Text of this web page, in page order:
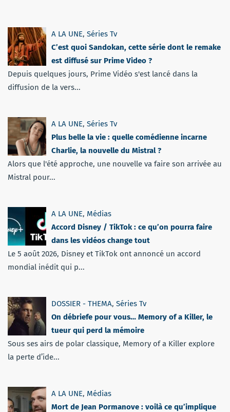
A LA UNE, Séries Tv
C’est quoi Sandokan, cette série dont le remake
est diffusé sur Prime Video ?
Depuis quelques jours, Prime Vidéo s'est lancé dans la
diffusion de la vers...
A LA UNE, Séries Tv
Plus belle la vie : quelle comédienne incarne
Charlie, la nouvelle du Mistral ?
Alors que l'été approche, une nouvelle va faire son arrivée au
Mistral pour...
A LA UNE, Médias
Accord Disney / TikTok : ce qu’on pourra faire
dans les vidéos change tout
Le 5 août 2026, Disney et TikTok ont annoncé un accord
mondial inédit qui p...
DOSSIER - THEMA, Séries Tv
On débriefe pour vous… Memory of a Killer, le
tueur qui perd la mémoire
Sous ses airs de polar classique, Memory of a Killer explore
la perte d’ide...
A LA UNE, Médias
Mort de Jean Pormanove : voilà ce qu’implique